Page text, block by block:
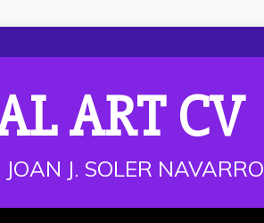
ART CV
J. SOLER NAVARRO